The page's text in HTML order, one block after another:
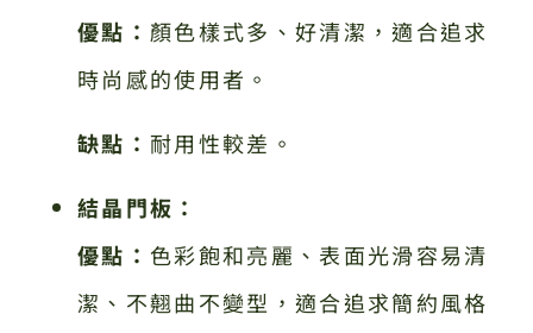
優點： 顏色樣式多、好清潔，適合追求
時尚感的使用者。
缺點：耐用性較差。
結晶門板：
優點： 色彩飽和亮麗、表面光滑容易清
潔、不翹曲不變型，適合追求簡約風格